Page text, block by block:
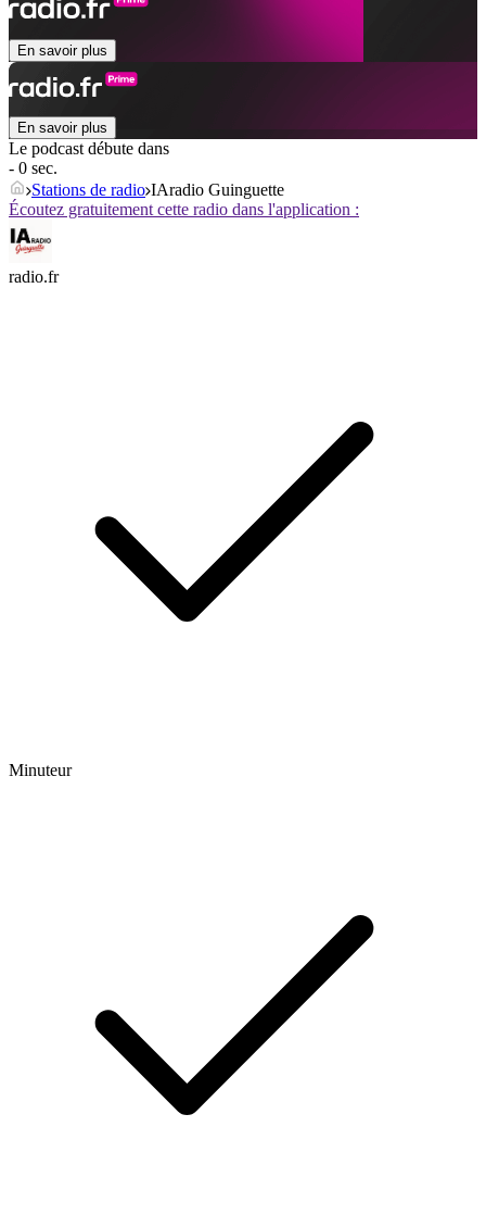
En savoir plus
En savoir plus
Le podcast débute dans
- 0 sec.
Stations de radio IAradio Guinguette
Écoutez gratuitement cette radio dans l'application :
radio.fr
Minuteur